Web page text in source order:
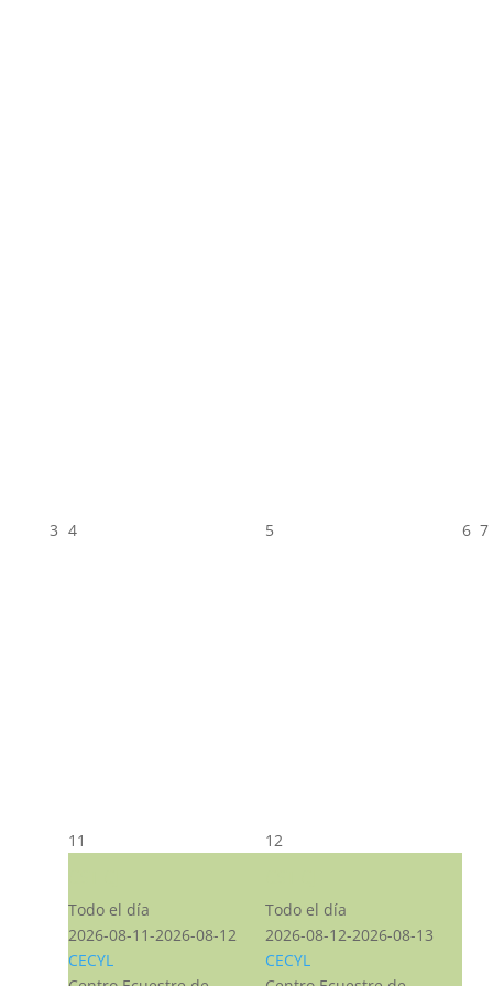
3 4 5 6 7
11
Todo el día
2026-08-11-2026-08-12
CECYL
12
Todo el día
2026-08-12-2026-08-13
CECYL